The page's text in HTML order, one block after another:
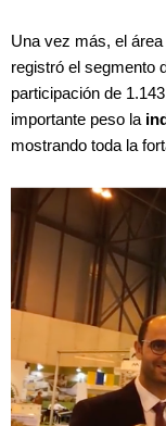
Una vez más, el
registró el segmento
participación de
importante peso la
mostrando toda la